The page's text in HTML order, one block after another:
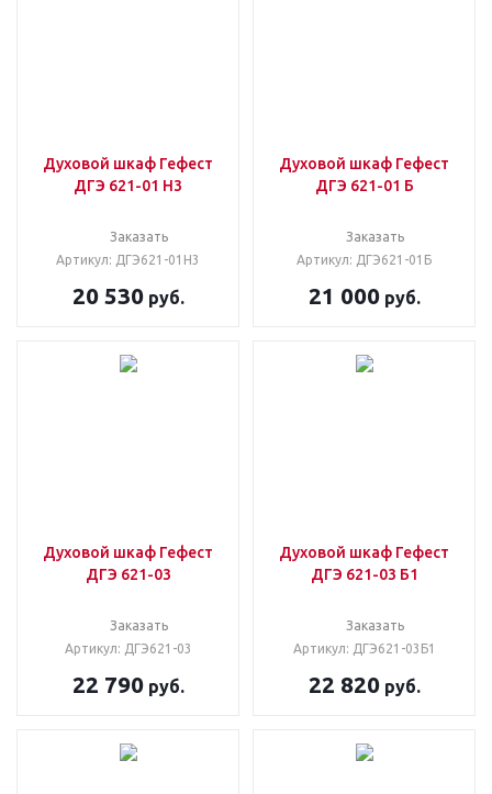
Духовой шкаф Гефест
ДГЭ 621-01 Н3
Заказать
Артикул: ДГЭ621-01Н3
20 530руб.
Духовой шкаф Гефест
ДГЭ 621-01 Б
Заказать
Артикул: ДГЭ621-01Б
21 000руб.
Духовой шкаф Гефест
ДГЭ 621-03
Заказать
Артикул: ДГЭ621-03
22 790руб.
Духовой шкаф Гефест
ДГЭ 621-03 Б1
Заказать
Артикул: ДГЭ621-03Б1
22 820руб.